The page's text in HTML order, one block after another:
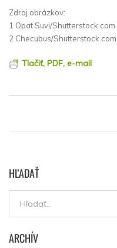
Zdroj obrázkov:
1 Opat Suvi/Shutterstock.com
2 Checubus/Shutterstock.com
Tlačiť, PDF, e-mail
HĽADAŤ
ARCHÍV